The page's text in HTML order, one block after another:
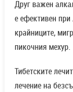
Друг важен
е ефективен
крайниците,
пикочния мехур.
Тибетските
лечение на